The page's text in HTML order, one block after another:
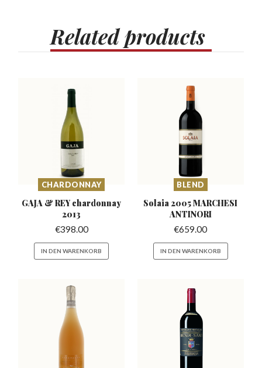
Relatedproducts
CHARDONNAY
GAJA & REY chardonnay
2013
€398.00
IN DEN WARENKORB
BLEND
Solaia 2005 MARCHESI
ANTINORI
€659.00
IN DEN WARENKORB